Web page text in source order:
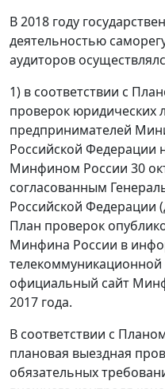
В 2018 году
деятельностью
аудиторов
1) в соответствии с
проверок юридических
предпринимателей
Российской Федерации
Минфином России 30
согласованным
Российской Федерации
План проверок
Минфина России в
телекоммуникационной
официальный сайт
2017 года.
В соответствии с
плановая выездная
обязательных